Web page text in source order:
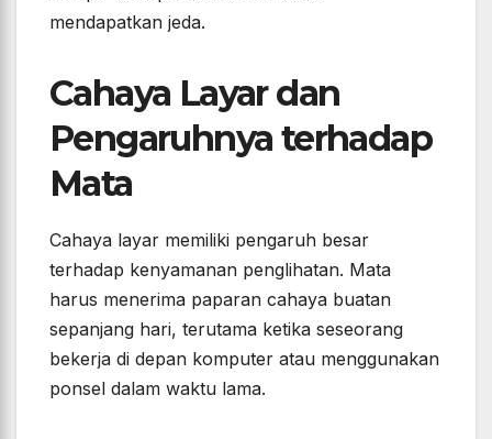
mendapatkan jeda.
Cahaya Layar dan
Pengaruhnya terhadap
Mata
Cahaya layar memiliki pengaruh besar
terhadap kenyamanan penglihatan. Mata
harus menerima paparan cahaya buatan
sepanjang hari, terutama ketika seseorang
bekerja di depan komputer atau menggunakan
ponsel dalam waktu lama.